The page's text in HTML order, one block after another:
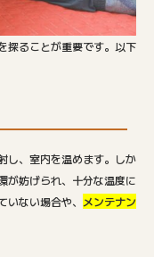
探ることが重要です。以下
し、室内を温めます。しか
が妨げられ、十分な温度に
ない場合や、
メンテナン